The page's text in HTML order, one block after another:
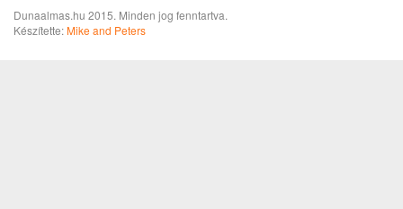
Dunaalmas.hu 2015. Minden jog fenntartva.
Készítette:Mike and Peters